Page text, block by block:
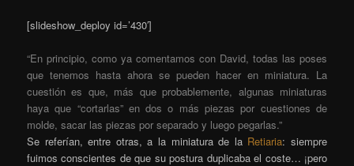
[slideshow_deploy id=’430′]
“En principio, como ya comentamos con David, todas las poses
que tenemos hasta ahora se pueden hacer en miniatura. La
cuestión es que, más que probablemente, algunas miniaturas
haya que “cortarlas” en dos o más piezas por cuestiones de
molde, sacar las piezas por separado y luego pegarlas.”
Se referían, entre otras, a la miniatura de la Retiaria: siempre
fuimos conscientes de que su postura duplicaba el coste… ¡pero